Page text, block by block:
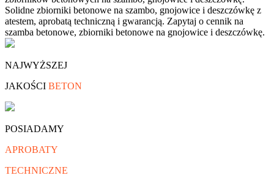
NAJWYŻSZEJ
JAKOŚCI BETON
POSIADAMY
APROBATY
TECHNICZNE